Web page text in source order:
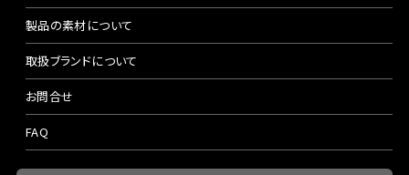
製品の素材について
取扱ブランドについて
お問合せ
FAQ